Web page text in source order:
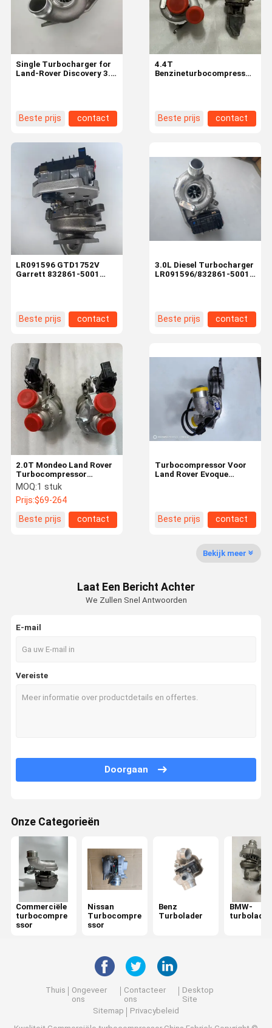
Huis Producten
Fabriekstour Kwaliteitsco
Ntrole
Neem
Nieuws
Benz Turbolader
LAND ROVER-turbocompressor
Ford Turbo Vervanging
Audi Diesel Turbo
Grote Muur Turbo
Mitsubishi Motor Turbo
4.4T
Benzineturbocompressor
Beste prijs contact
Single Turbocharger for
Land-Rover Discovery 3.0
Beste prijs contact
3.0L Diesel Turbocharger
LR091596/832861-5001
Beste prijs contact
LR091596 GTD1752V
Garrett 832861-5001
Beste prijs contact
Turbocompressor Voor
Land Rover Evoque
Beste prijs contact
2.0T Mondeo Land Rover
Turbocompressor
GT1549VK 793829-0002
MOQ:1 stuk
Prijs:$69-264
Beste prijs
contact
Bekijk meer
Laat Een Bericht Achter
We Zullen Snel Antwoorden
E-mail
Vereiste
Doorgaan
Onze Categorieën
Commerciële
turbocompre
ssor
Nissan
Turbocompre
ssor
Benz
Turbolader
BMW-
turbolader
Thuis
Ongeveer
ons
Contacteer
ons
Desktop
Site
Sitemap
Privacybeleid